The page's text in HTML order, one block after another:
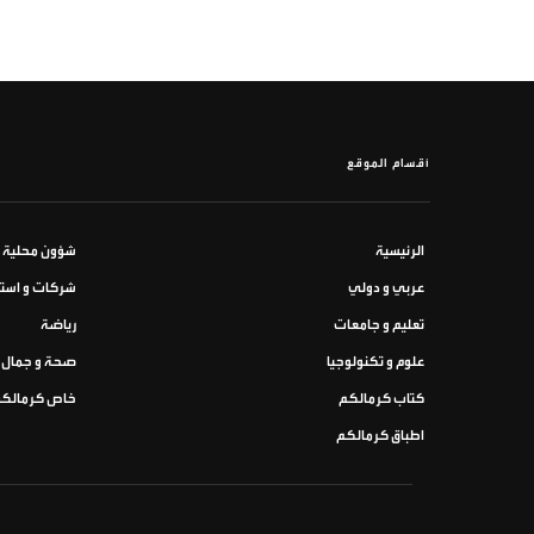
أقسام الموقع
الرئيسية شؤون محلية
عربي و دولي شركات و
تعليم و جامعات رياضة
علوم و تكنولوجيا صحة و جمال
كتاب كرمالكم خاص
اطباق كرمالكم